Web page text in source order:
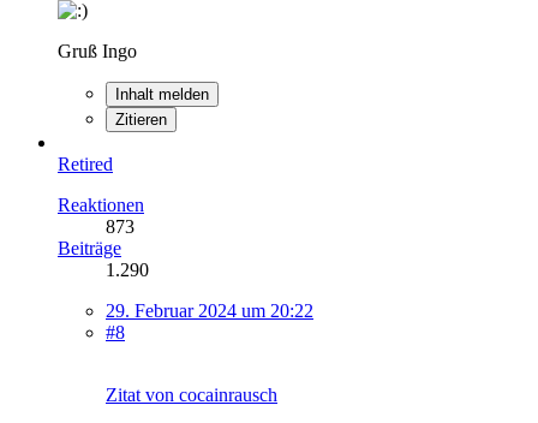
Gruß Ingo
Inhalt melden
Zitieren
Retired
Reaktionen
873
Beiträge
1.290
29. Februar 2024 um 20:22
#8
Zitat von cocainrausch